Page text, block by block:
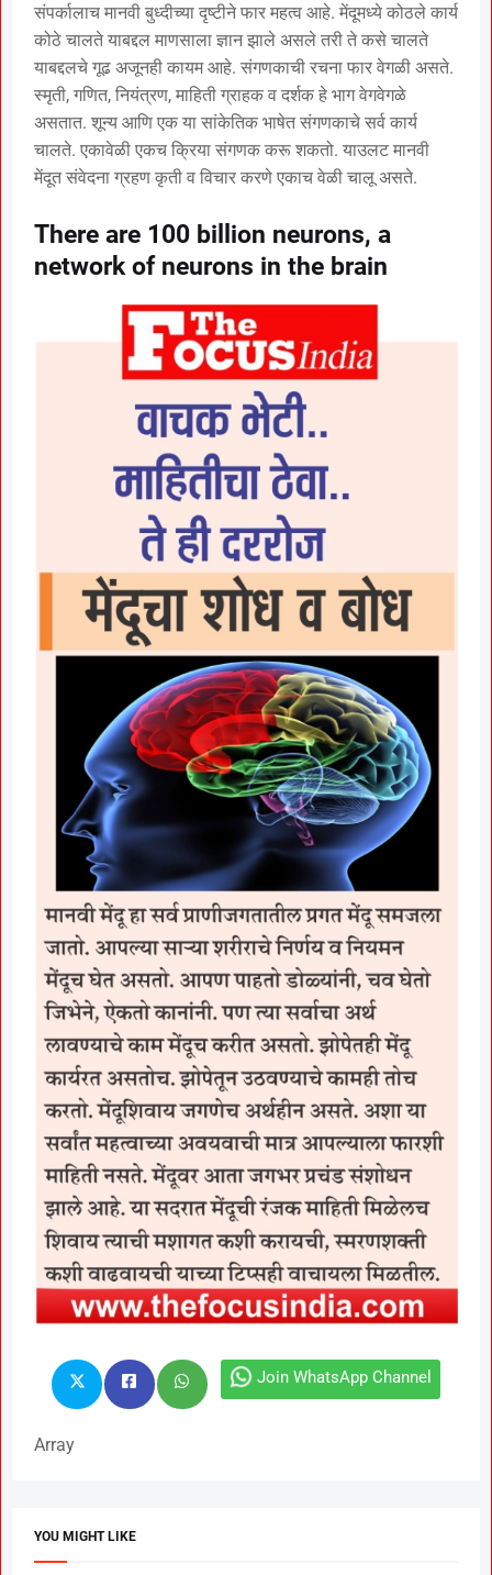
संपर्कालाच मानवी बुध्दीच्या दृष्टीने फार महत्व आहे. मेंदूमध्ये कोठले कार्य
कोठे चालते याबद्दल माणसाला ज्ञान झाले असले तरी ते कसे चालते
याबद्दलचे गूढ अजूनही कायम आहे. संगणकाची रचना फार वेगळी असते.
स्मृती, गणित, नियंत्रण, माहिती ग्राहक व दर्शक हे भाग वेगवेगळे
असतात. शून्य आणि एक या सांकेतिक भाषेत संगणकाचे सर्व कार्य
चालते. एकावेळी एकच क्रिया संगणक करू शकतो. याउलट मानवी
मेंदूत संवेदना ग्रहण कृती व विचार करणे एकाच वेळी चालू असते.
There are 100 billion neurons, a
network of neurons in the brain
Join WhatsApp Channel
Array
YOU MIGHT LIKE